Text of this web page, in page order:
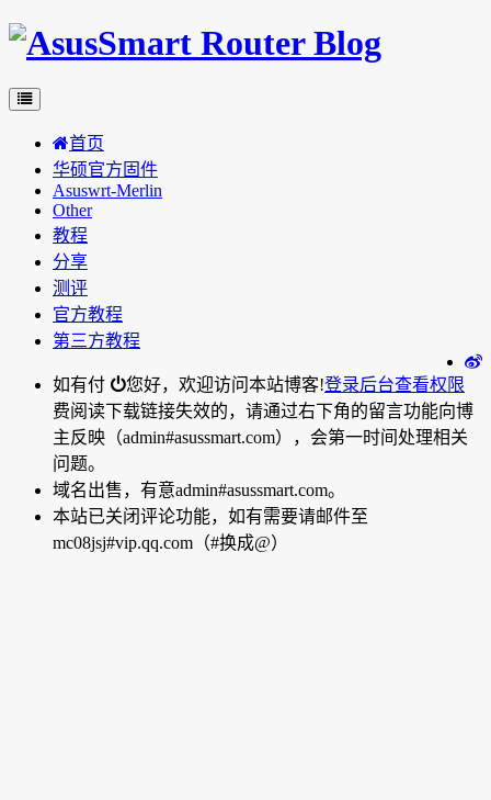
首页
华硕官方固件
Asuswrt-Merlin
Other
教程
分享
测评
官方教程
第三方教程
您好，欢迎访问本站博客!登录后台查看权限
如有付
费阅读下载链接失效的，请通过右下角的留言功能向博
主反映（admin#asussmart.com），会第一时间处理相关
问题。
域名出售，有意admin#asussmart.com。
本站已关闭评论功能，如有需要请邮件至
mc08jsj#vip.qq.com（#换成@）